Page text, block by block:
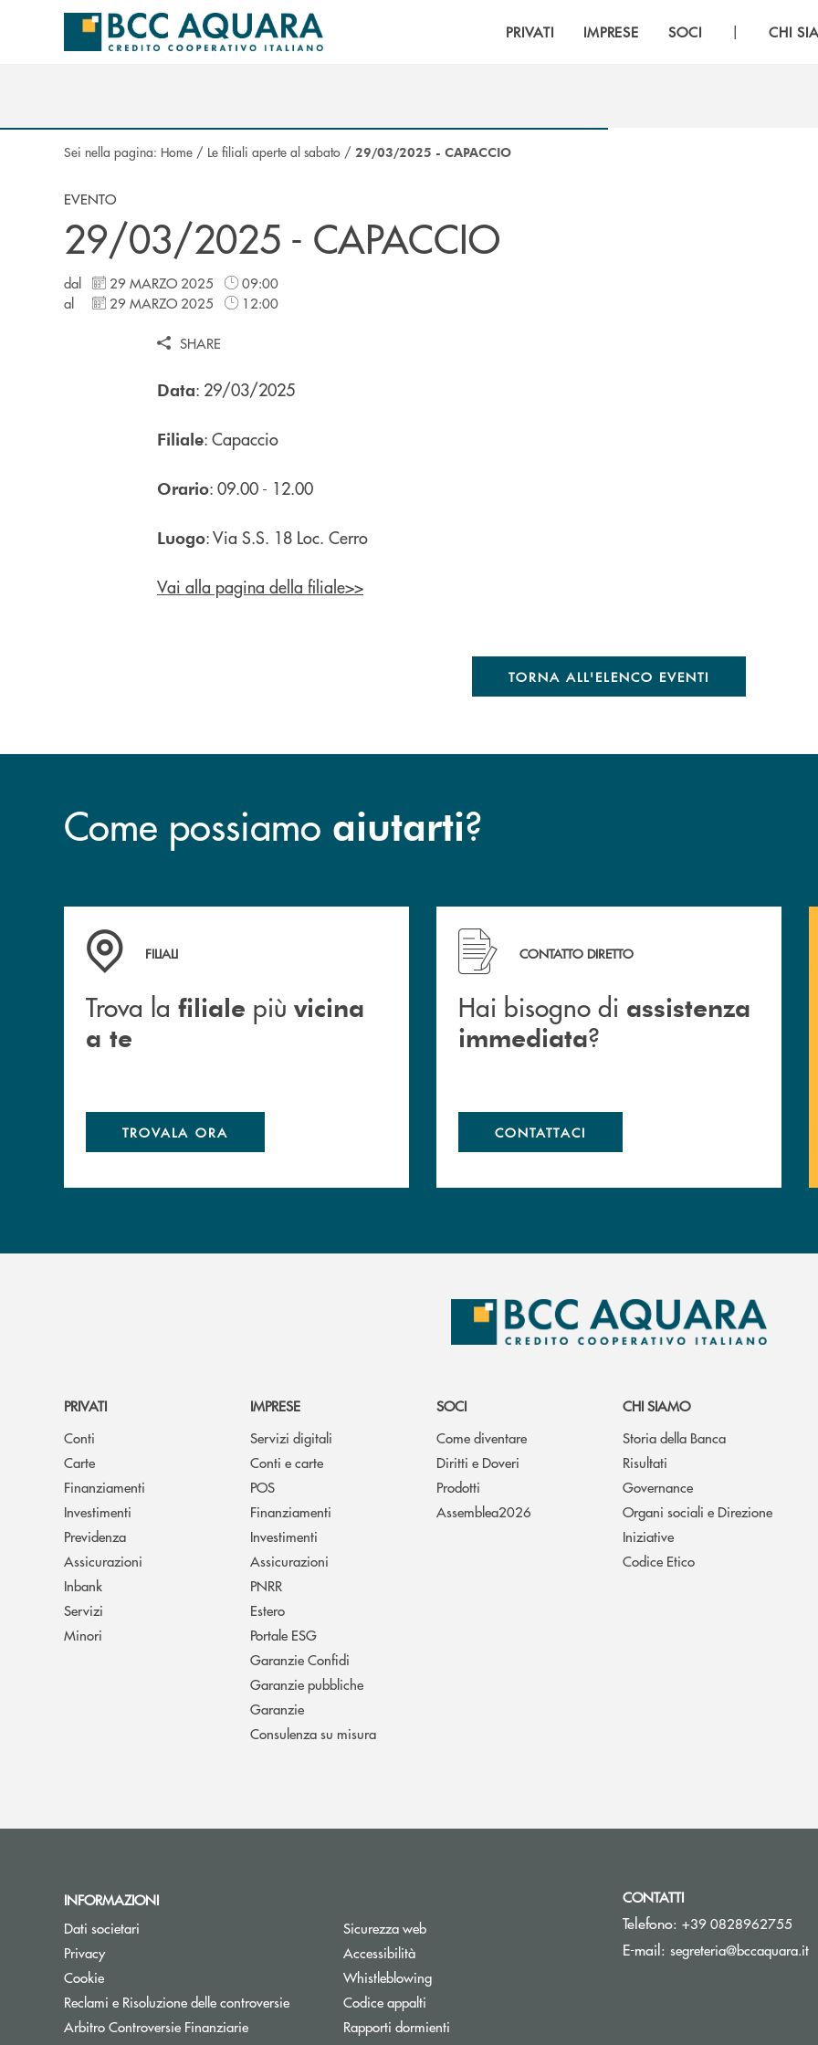
Salta al contenuto principale
PRIVATI IMPRESE SOCI | CHI
Sei nella pagina: Home / Le filiali aperte al sabato / 29/03/2025 - CAPACCIO
EVENTO
29/03/2025 - CAPACCIO
dal 29 MARZO 2025
09:00
al
29 MARZO 2025 12:00
SHARE
Data: 29/03/2025
Filiale: Capaccio
Orario: 09.00 - 12.00
Luogo: Via S.S. 18 Loc. Cerro
Vai alla pagina della filiale>>
TORNA ALL'ELENCO EVENTI
Come possiamo aiutarti?
Trova la filiale più vicina a te
FILIALI
Trova la filiale più vicina
a te
TROVALA ORA
Hai bisogno di assistenza immediata ?
CONTATTO DIRETTO
Hai bisogno di assistenza
immediata?
CONTATTACI
PRIVATI
Conti
Carte
Finanziamenti
Investimenti
Previdenza
Assicurazioni
Inbank
Servizi
Minori
IMPRESE
Servizi digitali
Conti e carte
POS
Finanziamenti
Investimenti
Assicurazioni
PNRR
Estero
Portale ESG
Garanzie Confidi
Garanzie pubbliche
Garanzie
Consulenza su misura
SOCI
Come diventare
Diritti e Doveri
Prodotti
Assemblea2026
CHI SIAMO
Storia della Banca
Risultati
Governance
Organi sociali e Direzione
Iniziative
Codice Etico
INFORMAZIONI
Dati societari
Privacy
Cookie
Reclami e Risoluzione delle controversie
Arbitro Controversie FinanziarieApre una nuova finestra
Sicurezza web
Accessibilità
Whistleblowing
Codice appalti
Rapporti dormienti
CONTATTI
Telefono: +39 0828962755
E-mail: segreteria@bccaquara.it